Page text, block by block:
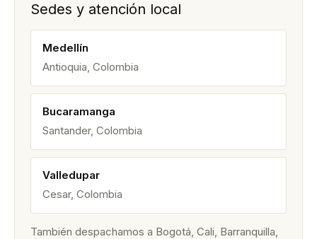
Sedes y atención local
Medellín
Antioquia, Colombia
Bucaramanga
Santander, Colombia
Valledupar
Cesar, Colombia
También despachamos a Bogotá, Cali, Barranquilla,